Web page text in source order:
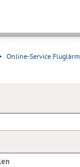
Online-Service Fluglärm